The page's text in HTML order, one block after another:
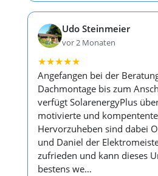
Udo Steinmeier
vor 2 Monaten
★★★★★
Angefangen bei der
Dachmontage bis zum
verfügt SolarenergyPlus
motivierte und
Hervorzuheben sind dabei
und Daniel der
zufrieden und kann dieses
bestens we…